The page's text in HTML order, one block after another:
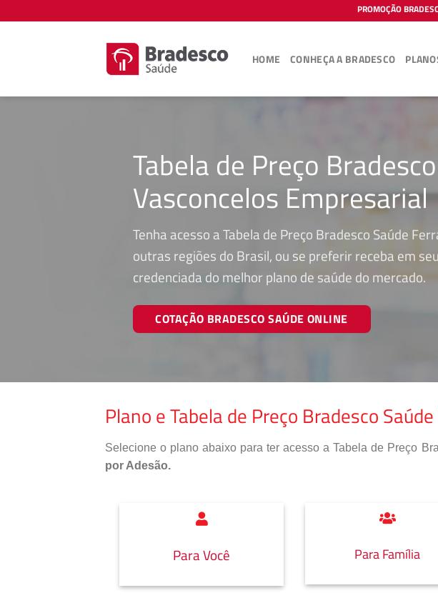
to
PROMOÇÃO
HOME CONHEÇA A BRADESCO
Tabela de Preço
Vasconcelos Empresarial
Tenha acesso a Tabela de Preço Bradesco Saúde
outras regiões do Brasil, ou se preferir receba em
credenciada do melhor plano de saúde do mercado.
COTAÇÃO BRADESCO SAÚDE ONLINE
Plano e Tabela de Preço Bradesco
Selecione o plano abaixo para ter acesso a Tabela de Preço
por Adesão.
Para Você Para Família